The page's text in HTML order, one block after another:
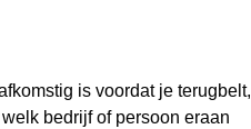
is voordat je terugbelt,
bedrijf of persoon eraan